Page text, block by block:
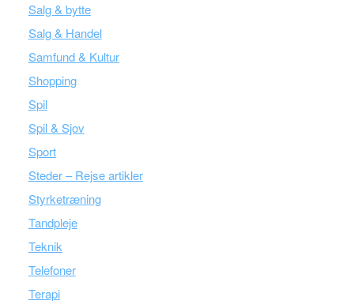
Salg & bytte
Salg & Handel
Samfund & Kultur
Shopping
Spil
Spil & Sjov
Sport
Steder – Rejse artikler
Styrketræning
Tandpleje
Teknik
Telefoner
Terapi